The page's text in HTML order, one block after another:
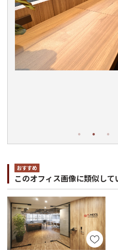
このオフィス画像に類似し